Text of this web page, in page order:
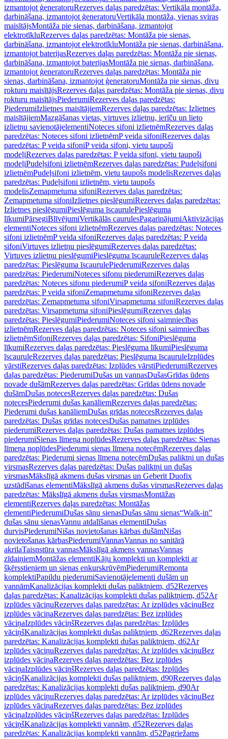
izmantojot ģeneratoruRezerves daļas paredzētas: Vertikāla montāža,
darbināšana, izmantojot ģeneratoruVertikāla montāža, vienas sviras
maisītājsMontāža pie sienas, darbināšana, izmantojot
elektrotīkluRezerves daļas paredzētas: Montāža pie sienas,
darbināšana, izmantojot elektrotīkluMontāža pie sienas, darbināšana,
izmantojot baterijasRezerves daļas paredzētas: Montāža pie sienas,
darbināšana, izmantojot baterijasMontāža pie sienas, darbināšana,
izmantojot ģeneratoruRezerves daļas paredzētas: Montāža pie
sienas, darbināšana, izmantojot ģeneratoruMontāža pie sienas, divu
rokturu maisītājsRezerves daļas paredzētas: Montāža pie sienas, divu
rokturu maisītājsPiederumiRezerves daļas paredzētas:
PiederumiIzlietnes maisītājiemRezerves daļas paredzētas: Izlietnes
maisītājiemMazgāšanas vietas, virtuves izlietņu, ierīču un lieto
izlietņu savienotājelementiNoteces sifoni izlietnēmRezerves daļas
paredzētas: Noteces sifoni izlietnēmP veida sifoniRezerves daļas
paredzētas: P veida sifoniP veida sifoni, vietu taupoši
modeļiRezerves daļas paredzētas: P veida sifoni, vietu taupoši
modeļiPudeļsifoni izlietnēmRezerves daļas paredzētas: Pudeļsifoni
izlietnēmPudeļsifoni izlietnēm, vietu taupošs modelisRezerves daļas
paredzētas: Pudeļsifoni izlietnēm, vietu taupošs
modelisZemapmetuma sifoniRezerves daļas paredzētas:
Zemapmetuma sifoniIzlietnes pieslēgumiRezerves daļas paredzētas:
Izlietnes pieslēgumiPieslēguma īscaurulePieslēguma
līkumiPārsegiBlīvējumiVertikālās caurulesPagarinājumiAktivizācijas
elementiNoteces sifoni izlietnēmRezerves daļas paredzētas: Noteces
sifoni izlietnēmP veida sifoniRezerves daļas paredzētas: P veida
sifoniVirtuves izlietņu pieslēgumiRezerves daļas paredzētas:
Virtuves izlietņu pieslēgumiPieslēguma īscauruleRezerves daļas
paredzētas: Pieslēguma īscaurulePiederumiRezerves daļas
paredzētas: PiederumiNoteces sifonu piederumiRezerves daļas
paredzētas: Noteces sifonu piederumiP veida sifoniRezerves daļas
paredzētas: P veida sifoniZemapmetuma sifoniRezerves daļas
paredzētas: Zemapmetuma sifoniVirsapmetuma sifoniRezerves daļas
paredzētas: Virsapmetuma sifoniPieslēgumiRezerves daļas
paredzētas: PieslēgumiPiederumiNoteces sifoni saimniecības
izlietnēmRezerves daļas paredzētas: Noteces sifoni saimniecības
izlietnēmSifoniRezerves daļas paredzētas: SifoniPieslēguma
līkumiRezerves daļas paredzētas: Pieslēguma līkumiPieslēguma
īscauruleRezerves daļas paredzētas: Pieslēguma īscauruleIzplūdes
vārstiRezerves daļas paredzētas: Izplūdes vārstiPiederumiRezerves
daļas paredzētas: PiederumiDušas un vannasDušasGrīdas ūdens
novade dušāmRezerves daļas paredzētas: Grīdas ūdens novade
dušāmDušas notecesRezerves daļas paredzētas: Dušas
notecesPiederumi dušas kanāliemRezerves daļas paredzētas:
Piederumi dušas kanāliemDušas grīdas notecesRezerves daļas
paredzētas: Dušas grīdas notecesDušas pamatnes izplūdes
piederumiRezerves daļas paredzētas: Dušas pamatnes izplūdes
piederumiSienas līmeņa noplūdesRezerves daļas paredzētas: Sienas
līmeņa noplūdesPiederumi sienas līmeņa notecēmRezerves daļas
paredzētas: Piederumi sienas līmeņa notecēmDušas paliktņi un dušas
virsmasRezerves daļas paredzētas: Dušas paliktņi un dušas
virsmasMākslīgā akmens dušas virsmas un Geberit Duofix
uzstādīšanas elementiMākslīgā akmens dušas virsmasRezerves daļas
paredzētas: Mākslīgā akmens dušas virsmasMontāžas
elementiRezerves daļas paredzētas: Montāžas
elementiPiederumiDušas sānu sienasDušas sānu sienas“Walk-in”
dušas sānu sienasVannu atdalīšanas elementiDušas
durvisPiederumiNišas novietošanas kārbas dušāmNišas
novietošanas kārbasPiederumiVannasVannas no sanitārā
akrilaTaisnstūra vannasMākslīgā akmens vannasVannas
zīdaiņiemMontāžas elementiKāju komplekti un komplekti ar
šķērsstieņiem un sienas enkurskrūvēmPiederumiRemonta
komplektiPapildu piederumiSavienotājelementi dušām un
vannāmKanalizācijas komplekti dušas paliktņiem, d52Rezerves
daļas paredzētas: Kanalizācijas komplekti dušas paliktņiem, d52Ar
izplūdes vāciņuRezerves daļas paredzētas: Ar izplūdes vāciņuBez
izplūdes vāciņaRezerves daļas paredzētas: Bez izplūdes
vāciņaIzplūdes vāciņšRezerves daļas paredzētas: Izplūdes
vāciņšKanalizācijas komplekti dušas paliktņiem, d62Rezerves daļas
paredzētas: Kanalizācijas komplekti dušas paliktņiem, d62Ar
izplūdes vāciņuRezerves daļas paredzētas: Ar izplūdes vāciņuBez
izplūdes vāciņaRezerves daļas paredzētas: Bez izplūdes
vāciņaIzplūdes vāciņšRezerves daļas paredzētas: Izplūdes
vāciņšKanalizācijas komplekti dušas paliktņiem, d90Rezerves daļas
paredzētas: Kanalizācijas komplekti dušas paliktņiem, d90Ar
izplūdes vāciņuRezerves daļas paredzētas: Ar izplūdes vāciņuBez
izplūdes vāciņaRezerves daļas paredzētas: Bez izplūdes
vāciņaIzplūdes vāciņšRezerves daļas paredzētas: Izplūdes
vāciņšKanalizācijas komplekti vannām, d52Rezerves daļas
paredzētas: Kanalizācijas komplekti vannām, d52Pagriežams